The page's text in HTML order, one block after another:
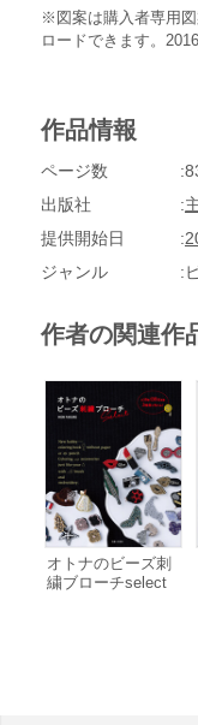
※図案は購入者専用
ロードできます。
ローチmore』、各種
す。今回の書籍は、
ました。人気作品に
追加し、全38種類の
輝くビーズ刺繍を楽
ジュエリーを作り込
続くうちにぜひ形に
てみる。そんなオト
と願います。（はじ
口紅、日傘、ウェッ
インボトル、グラス
リボン、鍵、香水瓶
フルーツ、かたち、
ヒール、帽子、カト
晶、クリスマス、ク
刺繍ブローチの基本
作り方
作品情報
ページ数
出版社
提供開始日
ジャンル
作者の関連作
オトナのビーズ刺
繍ブローチselect